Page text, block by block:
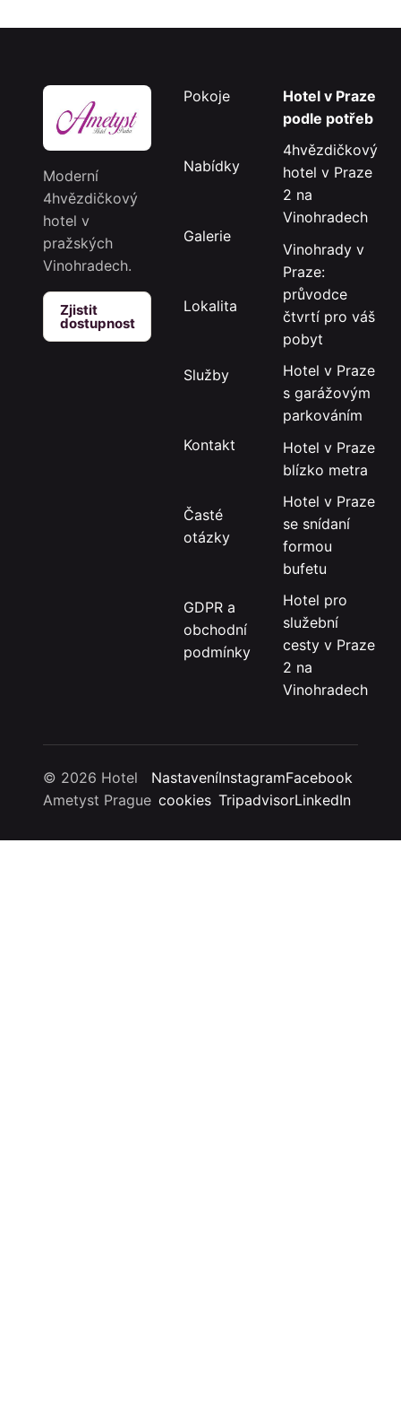
Moderní
4hvězdičkový
hotel v
pražských
Vinohradech.
Zjistit
dostupnost
Pokoje
Nabídky
Galerie
Lokalita
Služby
Kontakt
Časté
otázky
GDPR a
obchodní
podmínky
Hotel v Praze
podle potřeb
4hvězdičkový
hotel v Praze
2 na
Vinohradech
Vinohrady v
Praze:
průvodce
čtvrtí pro váš
pobyt
Hotel v Praze
s garážovým
parkováním
Hotel v Praze
blízko metra
Hotel v Praze
se snídaní
formou
bufetu
Hotel pro
služební
cesty v Praze
2 na
Vinohradech
© 2026 Hotel
Ametyst Prague
Nastavení
cookies
InstagramFacebook
TripadvisorLinkedIn